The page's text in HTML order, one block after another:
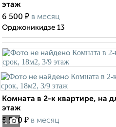
этаж
6 500 ₽ в месяц
Орджоникидзе 13
1
Комната в 2-к квартире, на
этаж
5 500 ₽ в месяц